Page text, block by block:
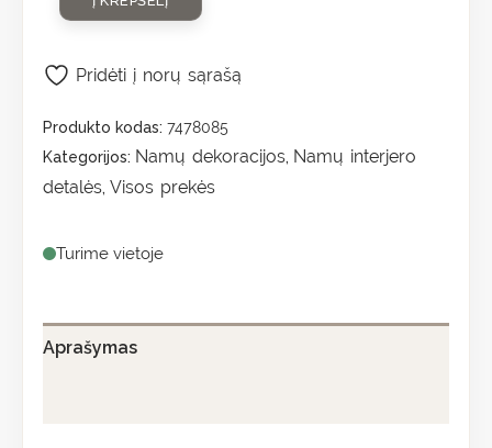
Produkto kodas: 7478085
Kategorijos: Namų dekoracijos, Namų interjero
detalės, Visos prekės
Turime vietoje
Pridėti į norų sąrašą
Aprašymas